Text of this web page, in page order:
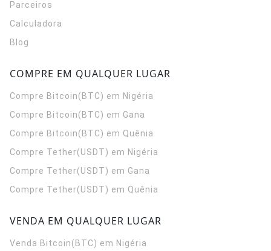
Parceiros
Calculadora
Blog
COMPRE EM QUALQUER LUGAR
Compre Bitcoin(BTC) em Nigéria
Compre Bitcoin(BTC) em Gana
Compre Bitcoin(BTC) em Quênia
Compre Tether(USDT) em Nigéria
Compre Tether(USDT) em Gana
Compre Tether(USDT) em Quênia
VENDA EM QUALQUER LUGAR
Venda Bitcoin(BTC) em Nigéria